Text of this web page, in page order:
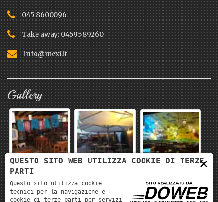
045 8600096
Take away: 0459589260
info@mexi.it
Gallery
×
QUESTO SITO WEB UTILIZZA COOKIE DI TERZE
PARTI
Questo sito utilizza cookie
tecnici per la navigazione e
cookie di terze parti per servizi